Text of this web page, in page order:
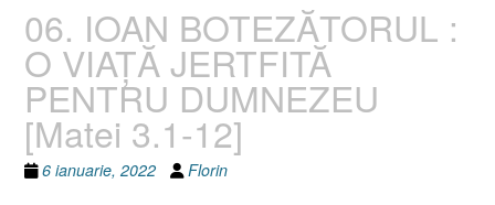
06. IOAN BOTEZĂTORUL :
O VIAŢĂ JERTFITĂ
PENTRU DUMNEZEU
[Matei 3.1-12]
6 ianuarie, 2022 Florin